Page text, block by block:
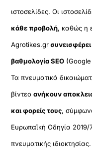
ιστοσελίδες. Οι
κάθε προβολή, καθώς η
Agrotikes.gr
βαθμολογία SEO
Τα πνευματικά
βίντεοανήκουν
και φορείς τους,
Ευρωπαϊκή Οδηγία 2019/
πνευματικής ιδιοκτησίας.